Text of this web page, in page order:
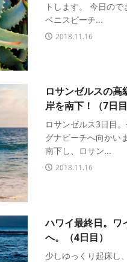
トします。 今日の
ベニスビーチ...
2018.11.16
ロサンゼルスの
岸を南下！（7日目
ロサンゼルス3日目
グナビーチへ向かい
南下し、ロサン...
2018.11.16
ハワイ最終日。ワ
へ。（4日目）
少しゆっくり起床し